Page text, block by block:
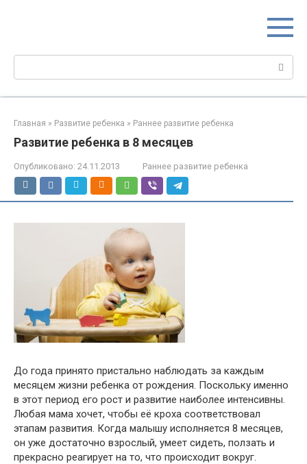
Поиск:
Главная » Развитие ребенка » Раннее развитие ребенка
Развитие ребенка в 8 месяцев
Опубликовано: 24.11.2013 Раннее развитие ребенка
До года принято пристально наблюдать за каждым
месяцем жизни ребенка от рождения. Поскольку именно
в этот период его рост и развитие наиболее интенсивны.
Любая мама хочет, чтобы её кроха соответствовал
этапам развития. Когда малышу исполняется 8 месяцев,
он уже достаточно взрослый, умеет сидеть, ползать и
прекрасно реагирует на то, что происходит вокруг.